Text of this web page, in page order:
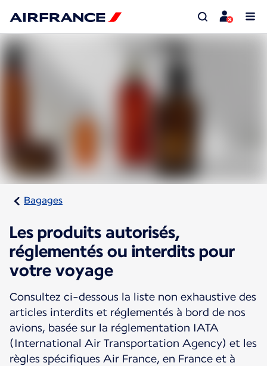
Bagages
Les produits autorisés,
réglementés ou interdits pour
votre voyage
Consultez ci-dessous la liste non exhaustive des
articles interdits et réglementés à bord de nos
avions, basée sur la réglementation IATA
(International Air Transportation Agency) et les
règles spécifiques Air France, en France et à